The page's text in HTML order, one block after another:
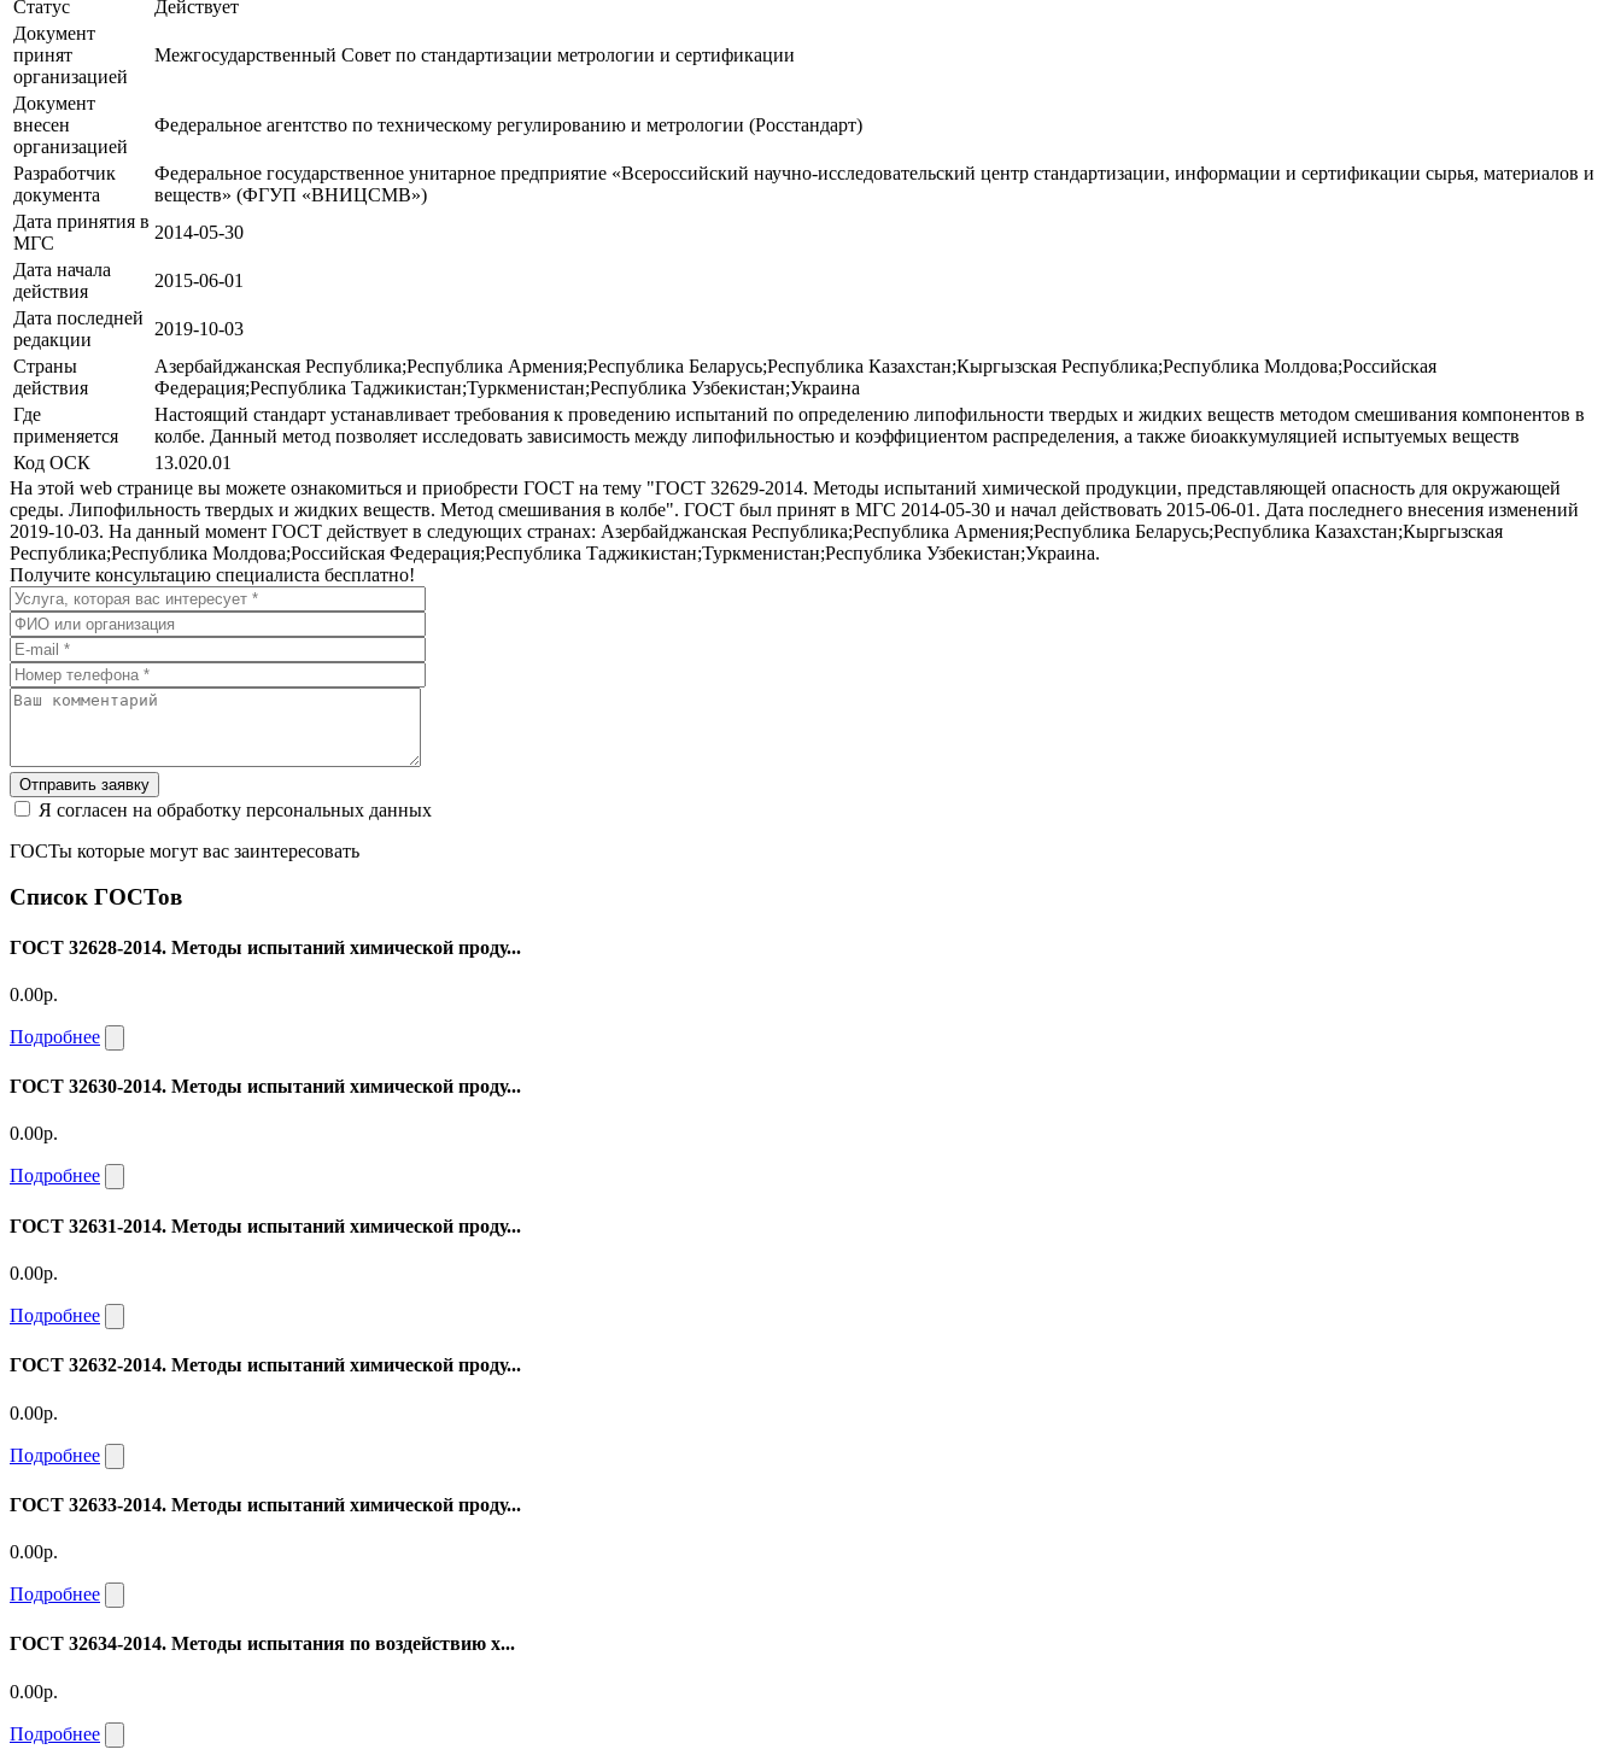
Статус
Действует
Документ
принят
организацией
Межгосударственный Совет по стандартизации метрологии и сертификации
Документ
внесен
организацией
Федеральное агентство по техническому регулированию и метрологии (Росстандарт)
Разработчик
документа
Федеральное государственное унитарное предприятие «Всероссийский научно-исследовательский центр стандартизации, информации и сертификации сырья, материалов и
веществ» (ФГУП «ВНИЦСМВ»)
Дата принятия в
МГС
2014-05-30
Дата начала
действия
2015-06-01
Дата последней
редакции
2019-10-03
Страны
действия
Азербайджанская Республика;Республика Армения;Республика Беларусь;Республика Казахстан;Кыргызская Республика;Республика Молдова;Российская
Федерация;Республика Таджикистан;Туркменистан;Республика Узбекистан;Украина
Где
применяется
Настоящий стандарт устанавливает требования к проведению испытаний по определению липофильности твердых и жидких веществ методом смешивания компонентов в
колбе. Данный метод позволяет исследовать зависимость между липофильностью и коэффициентом распределения, а также биоаккумуляцией испытуемых веществ
Код ОСК
13.020.01
На этой web странице вы можете ознакомиться и приобрести ГОСТ на тему "ГОСТ 32629-2014. Методы испытаний химической продукции, представляющей опасность для окружающей
среды. Липофильность твердых и жидких веществ. Метод смешивания в колбе". ГОСТ был принят в МГС 2014-05-30 и начал действовать 2015-06-01. Дата последнего внесения изменений
2019-10-03. На данный момент ГОСТ действует в следующих странах: Азербайджанская Республика;Республика Армения;Республика Беларусь;Республика Казахстан;Кыргызская
Республика;Республика Молдова;Российская Федерация;Республика Таджикистан;Туркменистан;Республика Узбекистан;Украина.
Получите консультацию специалиста бесплатно!
Отправить заявку
Я согласен на обработку персональных данных
ГОСТы которые могут вас заинтересовать
Список ГОСТов
ГОСТ 32628-2014. Методы испытаний химической проду...
0.00р.
Подробнее
ГОСТ 32630-2014. Методы испытаний химической проду...
0.00р.
Подробнее
ГОСТ 32631-2014. Методы испытаний химической проду...
0.00р.
Подробнее
ГОСТ 32632-2014. Методы испытаний химической проду...
0.00р.
Подробнее
ГОСТ 32633-2014. Методы испытаний химической проду...
0.00р.
Подробнее
ГОСТ 32634-2014. Методы испытания по воздействию х...
0.00р.
Подробнее